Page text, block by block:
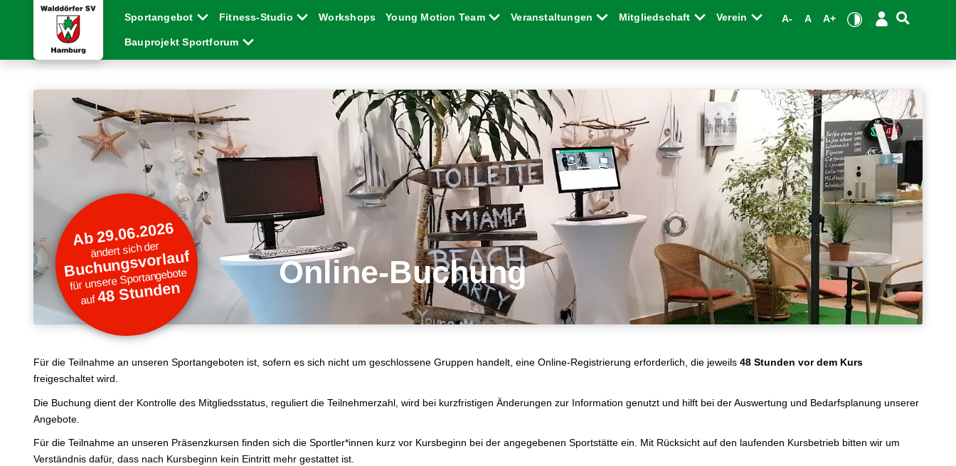
Sportangebot Fitness-Studio Workshops Young Motion Team Veranstaltungen Mitgliedschaft Verein
Bauprojekt Sportforum
A- A A+
Ab 29.06.2026
ändert sich der
Buchungsvorlauf
für unsere Sportangebote
auf48 Stunden
Online-Buchung
Für die Teilnahme an unseren Sportangeboten ist, sofern es sich nicht um geschlossene Gruppen handelt, eine Online-Registrierung erforderlich, die jeweils48 Stunden vor dem Kurs
freigeschaltet wird.
Die Buchung dient der Kontrolle des Mitgliedsstatus, reguliert die Teilnehmerzahl, wird bei kurzfristigen Änderungen zur Information genutzt und hilft bei der Auswertung und Bedarfsplanung unserer
Angebote.
Für die Teilnahme an unseren Präsenzkursen finden sich die Sportler*innen kurz vor Kursbeginn bei der angegebenen Sportstätte ein. Mit Rücksicht auf den laufenden Kursbetrieb bitten wir um
Verständnis dafür, dass nach Kursbeginn kein Eintritt mehr gestattet ist.